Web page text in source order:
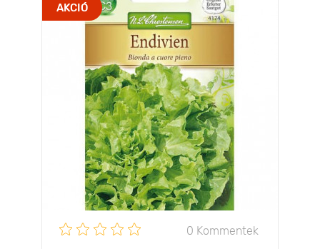
AKCIÓ
0 Kommentek